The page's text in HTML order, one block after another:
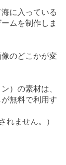
に入っている
ムを制作しま
のどこかが変
）の素材は、
無料で利用す
れません。）